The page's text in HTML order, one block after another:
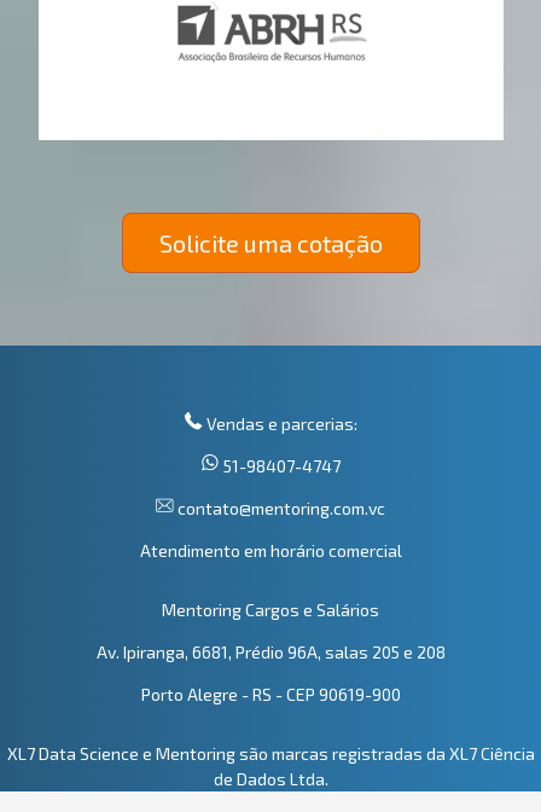
Solicite uma cotação
Vendas e parcerias:
51-98407-4747
contato@mentoring.com.vc
Atendimento em horário comercial
Mentoring Cargos e Salários
Av. Ipiranga, 6681, Prédio 96A, salas 205 e 208
Porto Alegre - RS - CEP 90619-900
XL7 Data Science e Mentoring são marcas registradas da XL7 Ciência
de Dados Ltda.